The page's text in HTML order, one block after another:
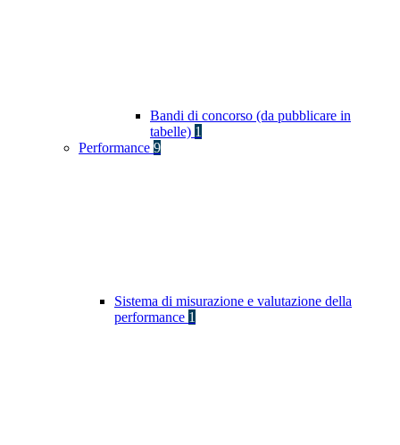
Bandi di concorso (da pubblicare in
tabelle) 1
Performance 9
Sistema di misurazione e valutazione della
performance 1